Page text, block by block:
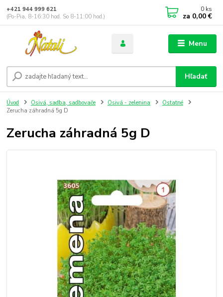
Menu
Hľadať
+421 944 999 621
(Po-Pia, 8-16:30 hod. So 8-11:00 hod.)
0 ks
za 0,00 €
Úvod Osivá, sadba, sadbovače Osivá - zelenina
Ostatné
Zerucha záhradná 5g D
Zerucha záhradná 5g D